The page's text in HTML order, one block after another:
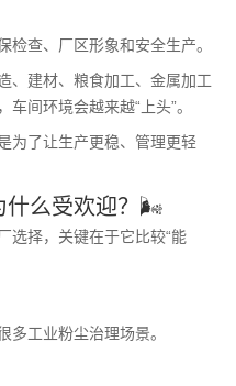
查、厂区形象和安全生产。
、建材、粮食加工、金属加工
间环境会越来越“上头”。
为了让生产更稳、管理更轻
什么受欢迎？🌬️
选择，关键在于它比较“能
多工业粉尘治理场景。